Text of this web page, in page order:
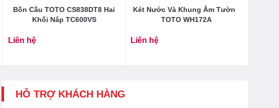
Bồn Cầu TOTO CS838DT8 Hai
Khối Nắp TC600VS
Liên hệ
Két Nước Và Khung Âm Tường
TOTO WH172A
Liên hệ
HỖ TRỢ KHÁCH HÀNG